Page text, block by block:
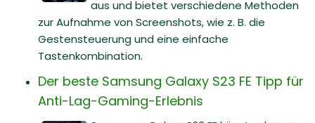
aus und bietet verschiedene Methoden
zur Aufnahme von Screenshots, wie z. B. die
Gestensteuerung und eine einfache
Tastenkombination.
Der beste Samsung Galaxy S23 FE Tipp für
Anti-Lag-Gaming-Erlebnis